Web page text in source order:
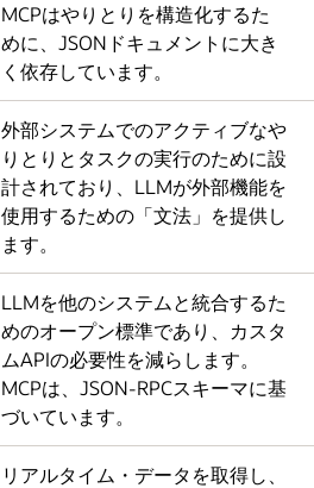
MCPはやりとりを構造化するた
めに、JSONドキュメントに大き
く依存しています。
外部システムでのアクティブなや
りとりとタスクの実行のために設
計されており、LLMが外部機能を
使用するための「文法」を提供し
ます。
LLMを他のシステムと統合するた
めのオープン標準であり、カスタ
ムAPIの必要性を減らします。
MCPは、JSON-RPCスキーマに基
づいています。
リアルタイム・データを取得し、